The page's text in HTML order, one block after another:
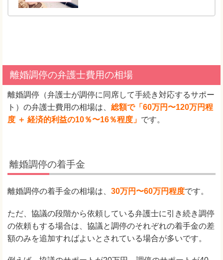
離婚調停の弁護士費用の相場
離婚調停（弁護士が調停に同席して手続き対応するサポー
ト）の弁護士費用の相場は、 総額で「60万円〜120万円程
度 ＋ 経済的利益の10％〜16％程度」 です。
離婚調停の着手金
離婚調停の着手金の相場は、 30万円〜60万円程度です。
ただ、協議の段階から依頼している弁護士に引き続き調停
の依頼もする場合は、協議と調停のそれぞれの着手金の差
額のみを追加すればよいとされている場合が多いです。